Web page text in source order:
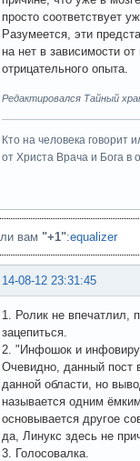
просто соответствует
Разумеется, эти
на нет в зависимости
отрицательного опыта.
Редактировался Тайный
Кто на человека говорит
от Христа Врача и Бога в
вам "+1":equalizer
14-08-12 23:31:45
1. Ролик не впечатлил,
зацепиться.
2. "Инфошок и
Очевидно, данный пост
данной области, но
называется одним
основывается другое
да, Линукс здесь не
3. Голосовалка.